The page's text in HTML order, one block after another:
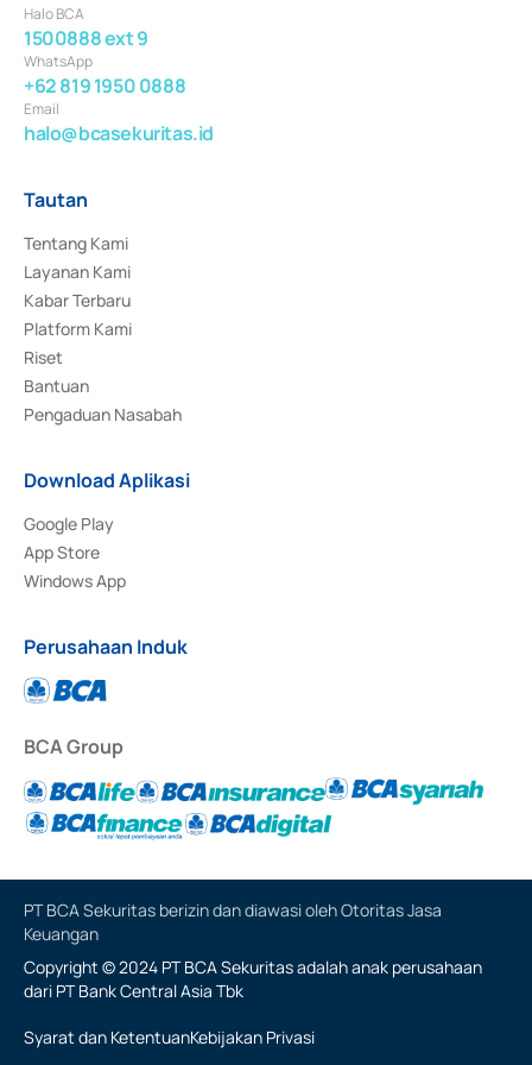
Halo BCA
1500888 ext 9
WhatsApp
+62 819 1950 0888
Email
halo@bcasekuritas.id
Tautan
Tentang Kami
Layanan Kami
Kabar Terbaru
Platform Kami
Riset
Bantuan
Pengaduan Nasabah
Download Aplikasi
Google Play
App Store
Windows App
Perusahaan Induk
BCA Group
PT BCA Sekuritas berizin dan diawasi oleh Otoritas Jasa
Keuangan
Copyright © 2024 PT BCA Sekuritas adalah anak perusahaan
dari PT Bank Central Asia Tbk
Syarat dan KetentuanKebijakan Privasi